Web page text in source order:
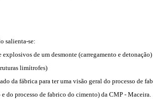
salienta-se:
explosivos de um desmonte (carregamento e detonação)
limítrofes)
da fábrica para ter uma visão geral do processo de
do processo de fabrico do cimento) da CMP - Maceira.